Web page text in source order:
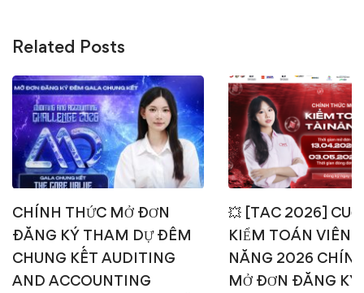
Related Posts
CHÍNH THỨC MỞ ĐƠN
ĐĂNG KÝ THAM DỰ ĐÊM
CHUNG KẾT AUDITING
AND ACCOUNTING
💥 [TAC 2026]
KIỂM TOÁN VIÊN
NĂNG 2026
MỞ ĐƠN ĐĂNG KÝ